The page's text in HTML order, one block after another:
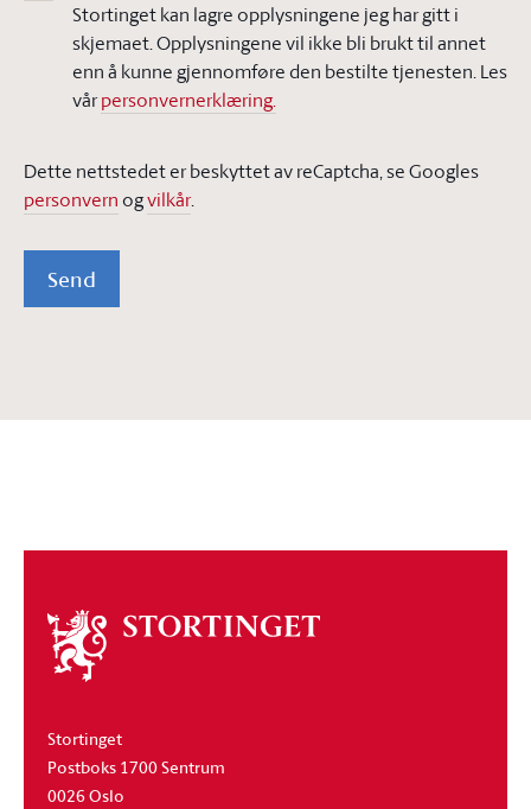
Stortinget kan lagre opplysningene jeg har gitt i
skjemaet. Opplysningene vil ikke bli brukt til annet
enn å kunne gjennomføre den bestilte tjenesten. Les
vårpersonvernerklæring.
Dette nettstedet er beskyttet av reCaptcha, se Googles
personvern ogvilkår.
Send
Om
stortinget
Stortinget
Postboks 1700 Sentrum
0026 Oslo